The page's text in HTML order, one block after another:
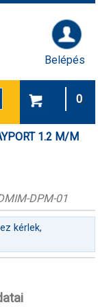
Belépés
0
1.2 M/M
DPM-01
kérlek,